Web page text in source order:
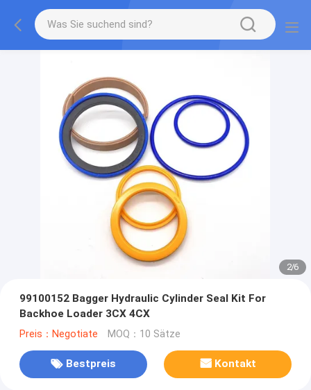
2/6
99100152 Bagger Hydraulic Cylinder Seal Kit For
Backhoe Loader 3CX 4CX
Preis：Negotiate MOQ：10 Sätze
Bestpreis Kontakt